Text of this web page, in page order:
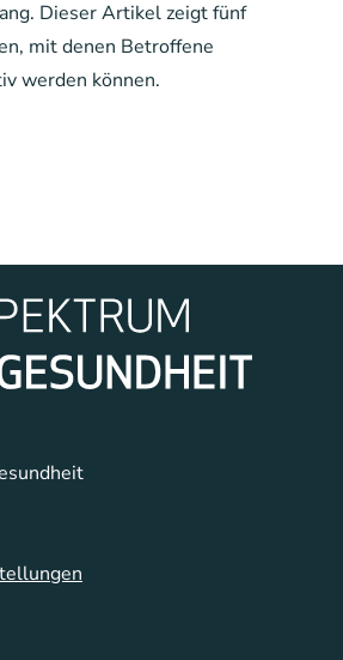
Dieser Artikel zeigt fünf
mit denen Betroffene
werden können.